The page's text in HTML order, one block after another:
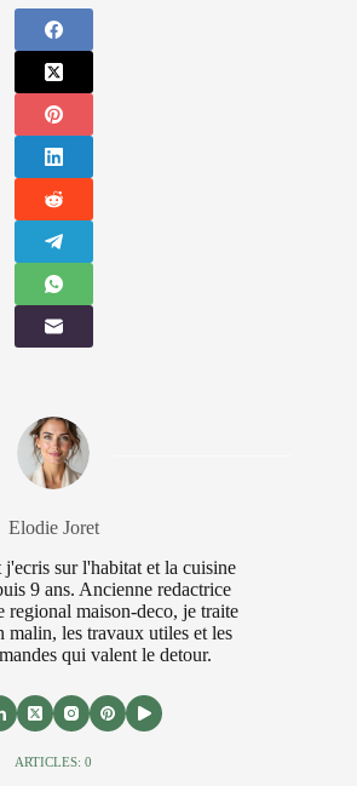
Elodie Joret
j'ecris sur l'habitat et la cuisine
9 ans. Ancienne redactrice
regional maison-deco, je traite
malin, les travaux utiles et les
qui valent le detour.
ARTICLES: 0